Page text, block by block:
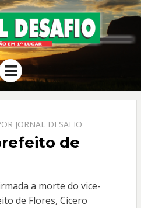
JORNAL
DESAFIO
O Sertão em 1º Lugar
Menu
JORNAL DESAFIO
de
a morte do vice-
de Flores, Cícero